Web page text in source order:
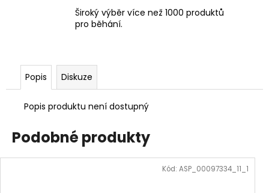
Široký výběr více než 1000 produktů
pro běhání.
Popis Diskuze
Popis produktu není dostupný
Podobné produkty
Kód: ASP_00097334_11_1